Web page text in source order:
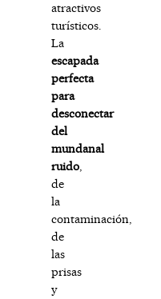
atractivos
turísticos.
La
escapada
perfecta
para
desconectar
del
mundanal
ruido,
de
la
contaminación,
de
las
prisas
y